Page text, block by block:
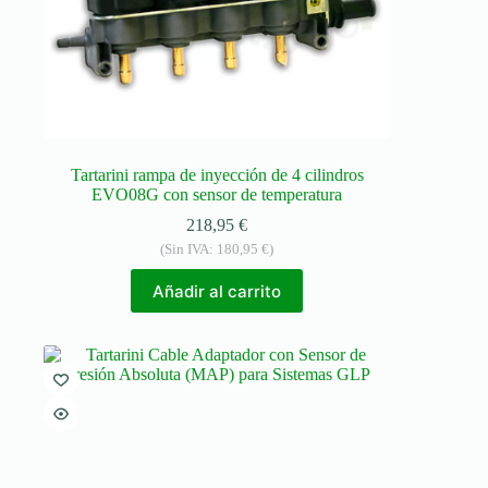
Tartarini rampa de inyección de 4 cilindros
EVO08G con sensor de temperatura
218,95€
(Sin IVA: 180,95€)
Añadir al carrito